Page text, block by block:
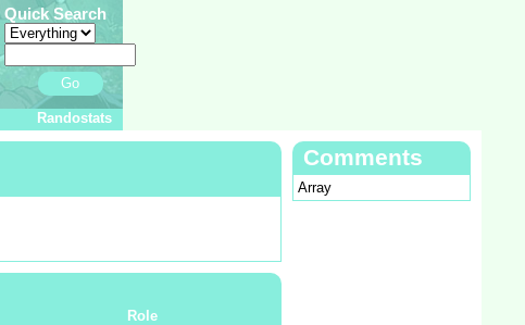
Quick Search
Go
Randostats
Role
Comments
Array